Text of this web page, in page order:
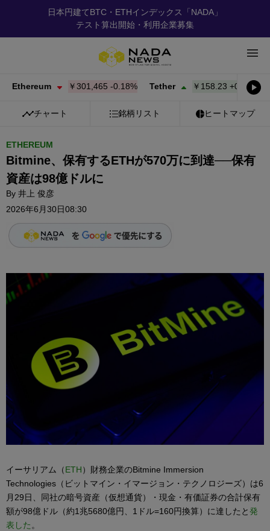
日本円建てBTC・ETHインデックス「NADA」
テスト算出開始・利用企業募集
￥301,465-0.18% Tether ￥158.23 +0.02%
チャート 銘柄リスト ヒートマップ
ETHEREUM
Bitmine、保有するETHが570万に到達──保有
資産は98億ドルに
By 井上 俊彦
2026年6月30日08:30
イーサリアム（ETH）財務企業のBitmine Immersion
Technologies（ビットマイン・イマージョン・テクノロジーズ）は6
月29日、同社の暗号資産（仮想通貨）・現金・有価証券の合計保有
額が98億ドル（約1兆5680億円、1ドル=160円換算）に達したと発
表した。